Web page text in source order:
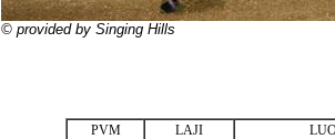
© provided by Singing Hills
PVM LAJI